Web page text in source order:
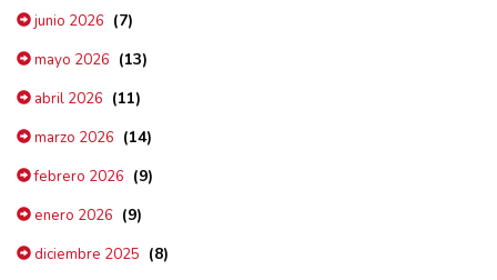
junio 2026 (7)
mayo 2026 (13)
abril 2026 (11)
marzo 2026 (14)
febrero 2026 (9)
enero 2026 (9)
diciembre 2025 (8)